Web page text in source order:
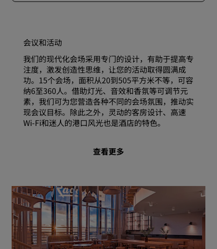
会议和活动
我们的现代化会场采用专门的设计，有助于提高专
注度，激发创造性思维，让您的活动取得圆满成
功。15个会场，面积从20到505平方米不等，可容
纳6至360人。借助灯光、音效和香氛等可调节元
素，我们可为您营造各种不同的会场氛围，推动实
现会议目标。除此之外，灵动的客房设计、高速
Wi-Fi和迷人的港口风光也是酒店的特色。
查看更多